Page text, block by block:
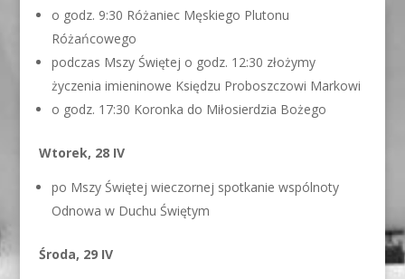
o godz. 9:30 Różaniec Męskiego Plutonu
Różańcowego
podczas Mszy Świętej o godz. 12:30 złożymy
życzenia imieninowe Księdzu Proboszczowi Markowi
o godz. 17:30 Koronka do Miłosierdzia Bożego
Wtorek, 28 IV
po Mszy Świętej wieczornej spotkanie wspólnoty
Odnowa w Duchu Świętym
Środa, 29 IV